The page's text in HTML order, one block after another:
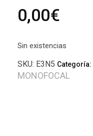
0,00€
Sin existencias
SKU: E3N5 Categoría:
MONOFOCAL